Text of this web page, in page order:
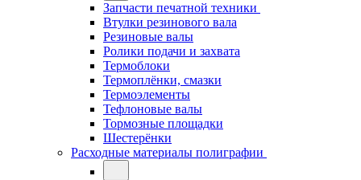
Запчасти печатной техники
Втулки резинового вала
Резиновые валы
Ролики подачи и захвата
Термоблоки
Термоплёнки, смазки
Термоэлементы
Тефлоновые валы
Тормозные площадки
Шестерёнки
Расходные материалы полиграфии